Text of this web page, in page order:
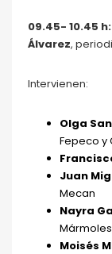
09.45- 10.45 h:
Álvarez,
Intervienen:
Olga
Fepeco y
Juan
Mecan
Nayra
Moisés